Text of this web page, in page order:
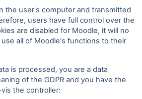
the user's computer and transmitted
users have full control over the
are disabled for Moodle, it will no
all of Moodle's functions to their
is processed, you are a data
of the GDPR and you have the
the controller: